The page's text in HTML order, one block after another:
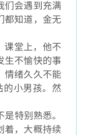
们会遇到充满
都知道，金无
课堂上，他不
生不愉快的事
情绪久久不能
的小男孩。 然
是特别熟悉。
着，大概持续